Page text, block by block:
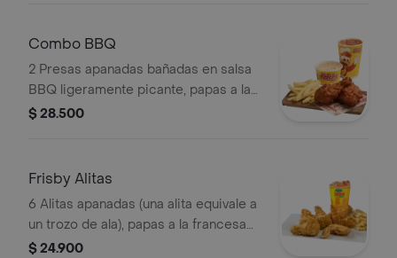
Combo BBQ
2 Presas apanadas bañadas en salsa
BBQ ligeramente picante, papas a la
francesa mediana (60 g), ensalada de
$ 28.500
Frisby Alitas
6 Alitas apanadas (una alita equivale a
un trozo de ala), papas a la francesa
mediana (60 g) y gaseosa (325 ml)
$ 24.900